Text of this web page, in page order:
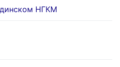
НГКМ